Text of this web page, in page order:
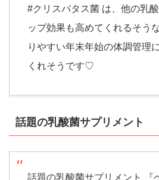
#クリスパタス菌 は、他の乳
ップ効果も高めてくれるそう
りやすい年末年始の体調管理
くれそうです♡
話題の乳酸菌サプリメント
話題の乳酸菌サプリメント 『